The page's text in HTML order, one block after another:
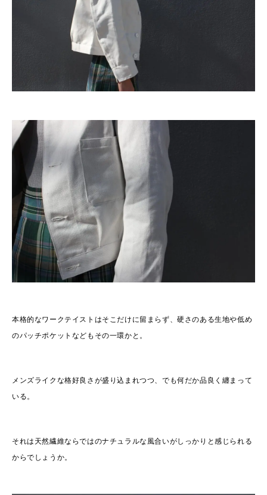
本格的なワークテイストはそこだけに留まらず、硬さのある生地や低め
のパッチポケットなどもその一環かと。
メンズライクな格好良さが盛り込まれつつ、でも何だか品良く纏まって
いる。
それは天然繊維ならではのナチュラルな風合いがしっかりと感じられる
からでしょうか。